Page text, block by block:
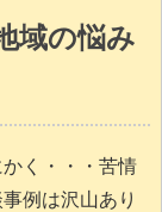
域の悩み
かく・・・苦情
例は沢山あり